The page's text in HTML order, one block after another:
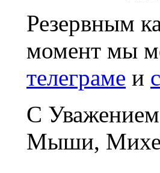
Резервным
момент мы
телеграме и
С
Мыши,